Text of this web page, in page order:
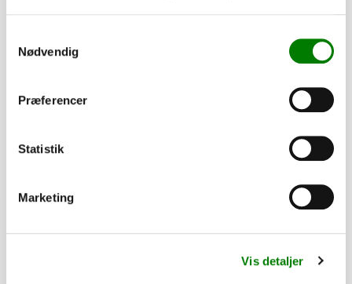
Nødvendig
Præferencer
Statistik
Marketing
Vis detaljer
Positionslygte LED m/vinkel - 600 mm kabel (Tyco)
190,00
PÅ LAGER